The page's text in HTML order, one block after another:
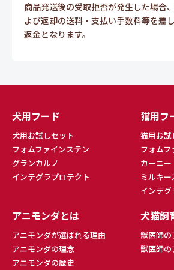
商品発送後の受取拒否が発生した場合
よび返却の送料・支払い手数料等を差
返金となります。
犬用フード
犬用お試しセット
フォムファインステン
グランカルノ
インテグラプロテクト
猫用フ
猫用お試
フォムフ
カーニー
ミルキー
インテグ
アニモンダとは
アニモンダが選ばれる理由
アニモンダの理念
アニモンダの歴史
犬猫飼
獣医師
獣医師